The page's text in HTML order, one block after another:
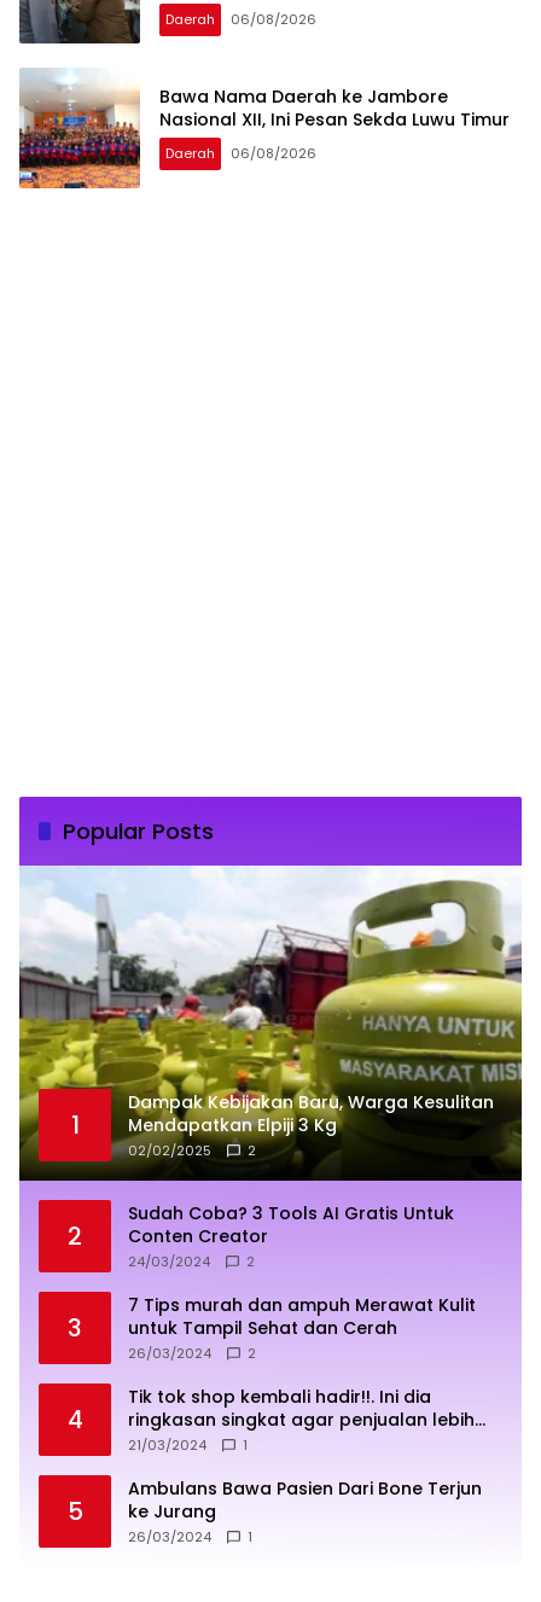
Daerah 06/08/2026
Bawa Nama Daerah ke Jambore
Nasional XII, Ini Pesan Sekda Luwu Timur
Daerah 06/08/2026
Popular Posts
1
Dampak Kebijakan Baru, Warga Kesulitan
Mendapatkan Elpiji 3 Kg
02/02/2025 2
2
Sudah Coba? 3 Tools AI Gratis Untuk
Conten Creator
24/03/2024 2
3
7 Tips murah dan ampuh Merawat Kulit
untuk Tampil Sehat dan Cerah
26/03/2024 2
4
Tik tok shop kembali hadir!!. Ini dia
ringkasan singkat agar penjualan lebih
sukses
21/03/2024 1
5
Ambulans Bawa Pasien Dari Bone Terjun
ke Jurang
26/03/2024 1